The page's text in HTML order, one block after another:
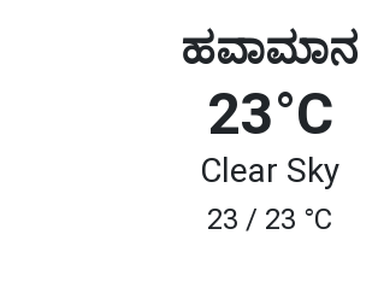
ಹವಾಮಾನ
23°C
Clear Sky
23 / 23 °C